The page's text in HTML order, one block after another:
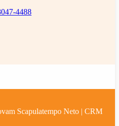
4488
Scapulatempo Neto | CRM